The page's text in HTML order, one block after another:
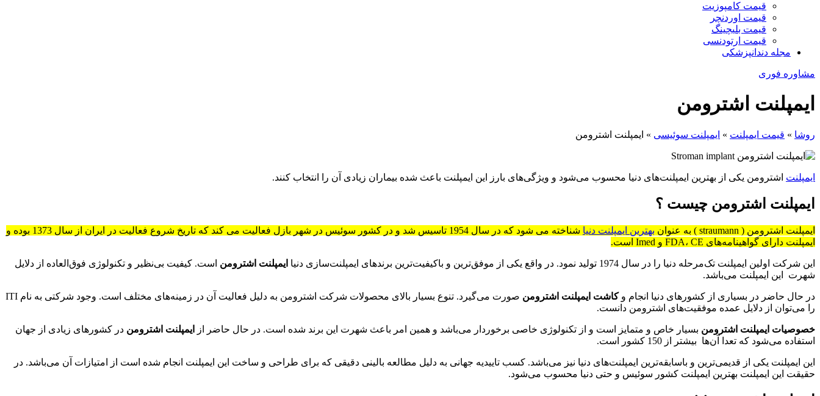
قیمت کامپوزیت
قیمت اوردنچر
قیمت بلیچینگ
قیمت ارتودنسی
مجله دندانپزشکی
مشاوره فوری
ایمپلنت اشترومن
روشا » قیمت ایمپلنت » ایمپلنت سوئیسی » ایمپلنت اشترومن
ایمپلنت اشترومن یکی از بهترین ایمپلنت‌های دنیا محسوب می‌شود و ویژگی‌های بارز این ایمپلنت باعث شده بیماران زیادی آن را انتخاب کنند.
ایمپلنت اشترومن چیست ؟
ایمپلنت اشترومن ( straumann ) به عنوان بهترین ایمپلنت دنیا
شناخته می شود که در سال 1954 تاسیس شد و در کشور سوئیس در شهر بازل فعالیت می کند که تاریخ شروع فعالیت در ایران از سال 1373 بوده و
ایمپلنت دارای گواهینامه‌های FDA، CE و Imed است.
این شرکت اولین ایمپلنت تک‌مرحله دنیا را در سال 1974 تولید نمود. در واقع یکی از موفق‌ترین و با‌کیفیت‌ترین برند‌های ایمپلنت‌سازی دنیا ایمپلنت اشترومن است. کیفیت بی‌نظیر و تکنولوژی فوق‌العاده از دلایل
شهرت این ایمپلنت می‌باشد.
در حال حاضر در بسیاری از کشور‌های دنیا انجام وکاشت ایمپلنت اشترومن
صورت می‌گیرد. تنوع بسیار بالای محصولات شرکت اشترومن به دلیل فعالیت آن در زمینه‌های مختلف است. وجود شرکتی به نام ITI
را می‌توان از دلایل عمده موفقیت‌های اشترومن دانست.
خصوصیات ایمپلنت اشترومن بسیار خاص و متمایز است و از تکنولوژی خاصی برخوردار می‌باشد و همین امر باعث شهرت این برند شده است. در حال حاضر از ایمپلنت اشترومن در کشورهای زیادی از جهان
استفاده می‌شود که تعدا آن‌ها بیشتر از 150 کشور است.
این ایمپلنت یکی از قدیمی‌ترین و با‌سابقه‌ترین ایمپلنت‌های دنیا نیز می‌باشد. کسب تاییدیه جهانی به دلیل مطالعه بالینی دقیقی که برای طراحی و ساخت این ایمپلنت انجام شده است از امتیازات آن می‌باشد. در
حقیقت این ایمپلنت بهترین ایمپلنت کشور سوئیس و حتی دنیا محسوب می‌شود.